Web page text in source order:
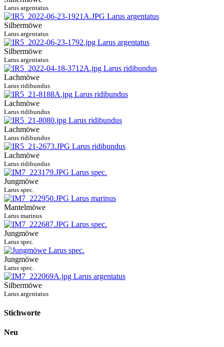
Larus argentatus
Silbermöwe
Larus argentatus
Silbermöwe
Larus argentatus
Lachmöwe
Larus ridibundus
Lachmöwe
Larus ridibundus
Lachmöwe
Larus ridibundus
Lachmöwe
Larus ridibundus
Jungmöwe
Larus spec.
Mantelmöwe
Larus marinus
Jungmöwe
Larus spec.
Jungmöwe
Larus spec.
Silbermöwe
Larus argentatus
Stichworte
Neu